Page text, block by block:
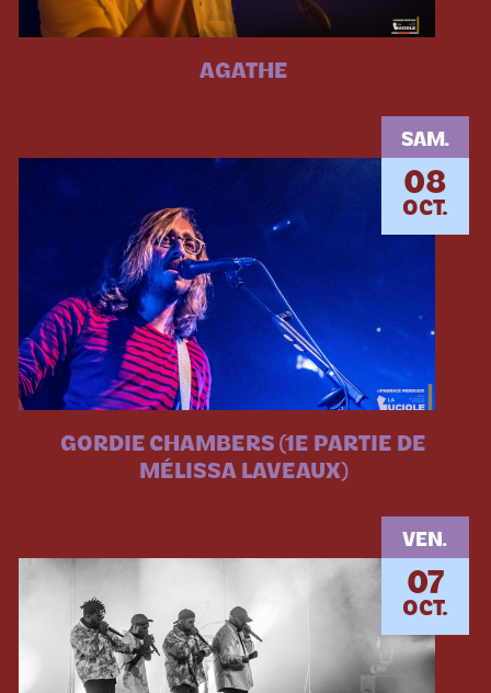
AGATHE
SAM.
08
OCT.
GORDIE CHAMBERS (1E PARTIE DE
MÉLISSA LAVEAUX)
VEN.
07
OCT.